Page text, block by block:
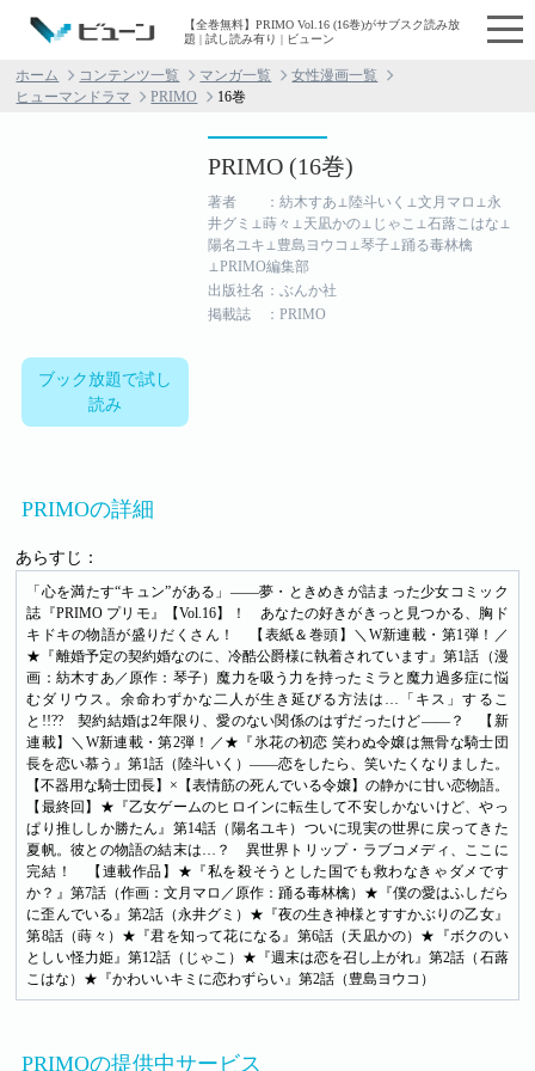
【全巻無料】PRIMO Vol.16 (16巻)がサブスク読み放
題 | 試し読み有り | ビューン
ホーム コンテンツ一覧 マンガ一覧
女性漫画一覧
ヒューマンドラマ
PRIMO 16巻
ブック放題で試し
読み
PRIMO (16巻)
著者 ：紡木すあ⊥陸斗いく⊥文月マロ⊥永
井グミ⊥蒔々⊥天凪かの⊥じゃこ⊥石蕗こはな⊥
陽名ユキ⊥豊島ヨウコ⊥琴子⊥踊る毒林檎
⊥PRIMO編集部
出版社名：ぶんか社
掲載誌 ：PRIMO
PRIMOの詳細
あらすじ：
「心を満たす“キュン”がある」――夢・ときめきが詰まった少女コミック
誌『PRIMO プリモ』【Vol.16】！ あなたの好きがきっと見つかる、胸ド
キドキの物語が盛りだくさん！ 【表紙＆巻頭】＼W新連載・第1弾！／
★『離婚予定の契約婚なのに、冷酷公爵様に執着されています』第1話（漫
画：紡木すあ／原作：琴子）魔力を吸う力を持ったミラと魔力過多症に悩
むダリウス。余命わずかな二人が生き延びる方法は…「キス」するこ
と!!?? 契約結婚は2年限り、愛のない関係のはずだったけど――？ 【新
連載】＼W新連載・第2弾！／★『氷花の初恋 笑わぬ令嬢は無骨な騎士団
長を恋い慕う』第1話（陸斗いく）――恋をしたら、笑いたくなりました。
【不器用な騎士団長】×【表情筋の死んでいる令嬢】の静かに甘い恋物語。
【最終回】★『乙女ゲームのヒロインに転生して不安しかないけど、やっ
ぱり推ししか勝たん』第14話（陽名ユキ）ついに現実の世界に戻ってきた
夏帆。彼との物語の結末は…？ 異世界トリップ・ラブコメディ、ここに
完結！ 【連載作品】★『私を殺そうとした国でも救わなきゃダメです
か？』第7話（作画：文月マロ／原作：踊る毒林檎）★『僕の愛はふしだら
に歪んでいる』第2話（永井グミ）★『夜の生き神様とすすかぶりの乙女』
第8話（蒔々）★『君を知って花になる』第6話（天凪かの）★『ボクのい
としい怪力姫』第12話（じゃこ）★『週末は恋を召し上がれ』第2話（石蕗
こはな）★『かわいいキミに恋わずらい』第2話（豊島ヨウコ）
PRIMOの提供中サービス